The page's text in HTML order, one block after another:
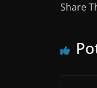
Share